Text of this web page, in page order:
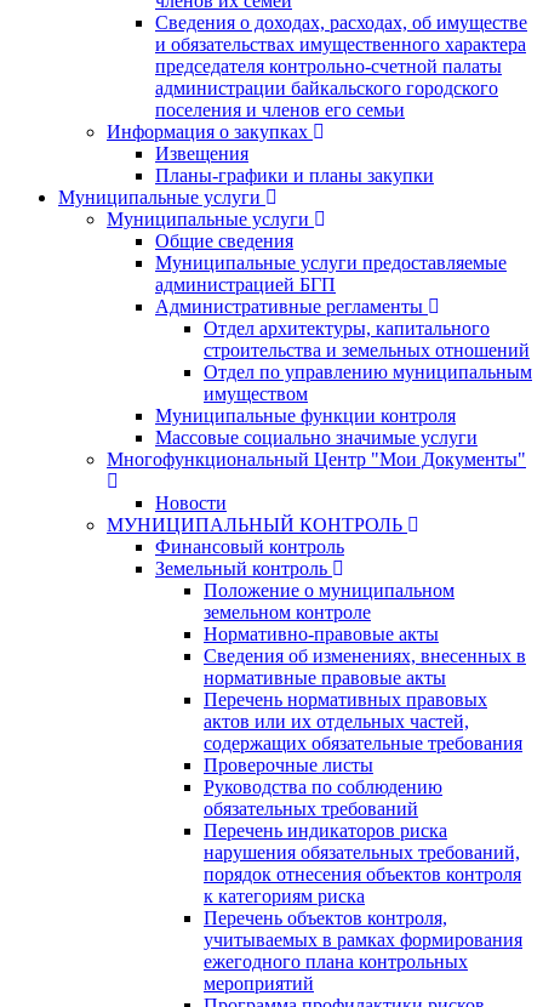
Сведения о доходах, расходах, об имуществе
и обязательствах имущественного характера
председателя контрольно-счетной палаты
администрации байкальского городского
поселения и членов его семьи
Информация о закупках
Извещения
Планы-графики и планы закупки
Муниципальные услуги
Муниципальные услуги
Общие сведения
Муниципальные услуги предоставляемые
администрацией БГП
Административные регламенты
Отдел архитектуры, капитального
строительства и земельных отношений
Отдел по управлению муниципальным
имуществом
Муниципальные функции контроля
Массовые социально значимые услуги
Многофункциональный Центр "Мои Документы"
Новости
МУНИЦИПАЛЬНЫЙ КОНТРОЛЬ
Финансовый контроль
Земельный контроль
Положение о муниципальном
земельном контроле
Нормативно-правовые акты
Сведения об изменениях, внесенных в
нормативные правовые акты
Перечень нормативных правовых
актов или их отдельных частей,
содержащих обязательные требования
Проверочные листы
Руководства по соблюдению
обязательных требований
Перечень индикаторов риска
нарушения обязательных требований,
порядок отнесения объектов контроля
к категориям риска
Перечень объектов контроля,
учитываемых в рамках формирования
ежегодного плана контрольных
мероприятий